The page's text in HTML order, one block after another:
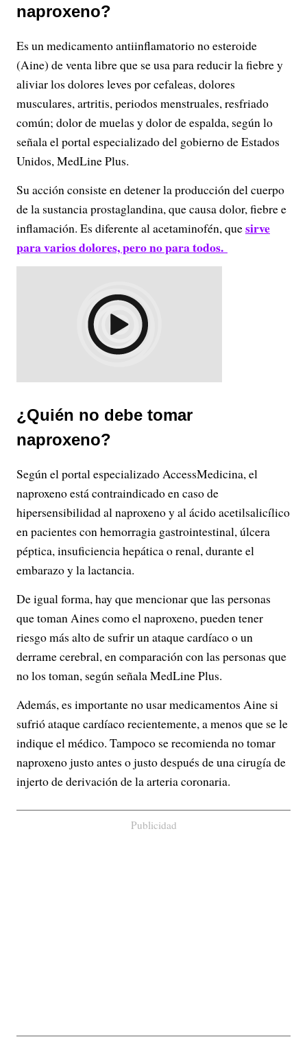
naproxeno?
Es un medicamento antiinflamatorio no esteroide
(Aine) de venta libre que se usa para reducir la fiebre y
aliviar los dolores leves por cefaleas, dolores
musculares, artritis, periodos menstruales, resfriado
común; dolor de muelas y dolor de espalda, según lo
señala el portal especializado del gobierno de Estados
Unidos, MedLine Plus.
Su acción consiste en detener la producción del cuerpo
de la sustancia prostaglandina, que causa dolor, fiebre e
inflamación. Es diferente al acetaminofén, quesirve
para varios dolores, pero no para todos.
¿Quién no debe tomar
naproxeno?
Según el portal especializado AccessMedicina, el
naproxeno está contraindicado en caso de
hipersensibilidad al naproxeno y al ácido acetilsalicílico
en pacientes con hemorragia gastrointestinal, úlcera
péptica, insuficiencia hepática o renal, durante el
embarazo y la lactancia.
De igual forma, hay que mencionar que las personas
que toman Aines como el naproxeno, pueden tener
riesgo más alto de sufrir un ataque cardíaco o un
derrame cerebral, en comparación con las personas que
no los toman, según señala MedLine Plus.
Además, es importante no usar medicamentos Aine si
sufrió ataque cardíaco recientemente, a menos que se le
indique el médico. Tampoco se recomienda no tomar
naproxeno justo antes o justo después de una cirugía de
injerto de derivación de la arteria coronaria.
Publicidad